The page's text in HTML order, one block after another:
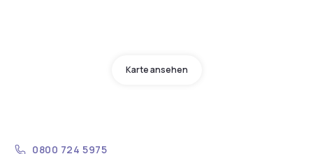
Karte ansehen
0800 724 5975